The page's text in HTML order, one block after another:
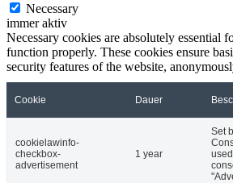
Necessary
immer aktiv
Necessary cookies are absolutely essential
function properly. These cookies ensure
security features of the website,
Cookie Dauer
cookielawinfo-
checkbox-
advertisement
1 year
Set